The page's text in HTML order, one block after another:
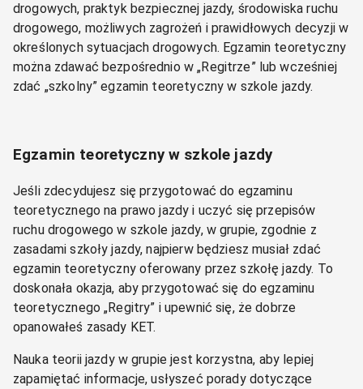
drogowych, praktyk bezpiecznej jazdy, środowiska ruchu
drogowego, możliwych zagrożeń i prawidłowych decyzji w
określonych sytuacjach drogowych. Egzamin teoretyczny
można zdawać bezpośrednio w „Regitrze” lub wcześniej
zdać „szkolny” egzamin teoretyczny w szkole jazdy.
Egzamin teoretyczny w szkole jazdy
Jeśli zdecydujesz się przygotować do egzaminu
teoretycznego na prawo jazdy i uczyć się przepisów
ruchu drogowego w szkole jazdy, w grupie, zgodnie z
zasadami szkoły jazdy, najpierw będziesz musiał zdać
egzamin teoretyczny oferowany przez szkołę jazdy. To
doskonała okazja, aby przygotować się do egzaminu
teoretycznego „Regitry” i upewnić się, że dobrze
opanowałeś zasady KET.
Nauka teorii jazdy w grupie jest korzystna, aby lepiej
zapamiętać informacje, usłyszeć porady dotyczące